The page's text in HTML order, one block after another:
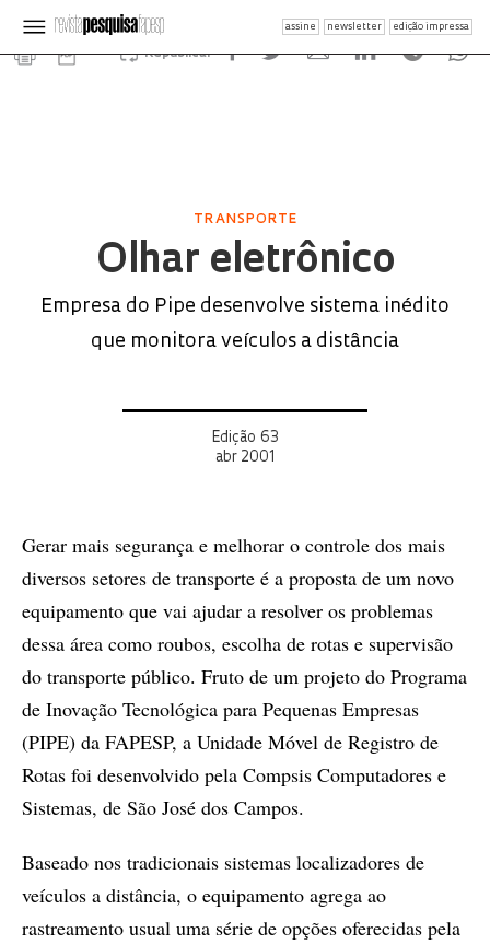
assine newsletter edição impressa
Republicar
TRANSPORTE
Olhar eletrônico
Empresa do Pipe desenvolve sistema inédito
que monitora veículos a distância
Edição 63
abr 2001
Gerar mais segurança e melhorar o controle dos mais
diversos setores de transporte é a proposta de um novo
equipamento que vai ajudar a resolver os problemas
dessa área como roubos, escolha de rotas e supervisão
do transporte público. Fruto de um projeto do Programa
de Inovação Tecnológica para Pequenas Empresas
(PIPE) da FAPESP, a Unidade Móvel de Registro de
Rotas foi desenvolvido pela Compsis Computadores e
Sistemas, de São José dos Campos.
Baseado nos tradicionais sistemas localizadores de
veículos a distância, o equipamento agrega ao
rastreamento usual uma série de opções oferecidas pela